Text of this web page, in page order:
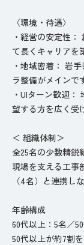
〈環境・待遇〉
・経営の安定性
て長くキャリアを
・地域密着： 岩
ラ整備がメインで
・UIターン歓迎
望する方を広く受
＜ 組織体制＞
全25名の少数精鋭
現場を支える工事
（4名）と連携し
年齢構成
60代以上：5名／
50代以上が約7割